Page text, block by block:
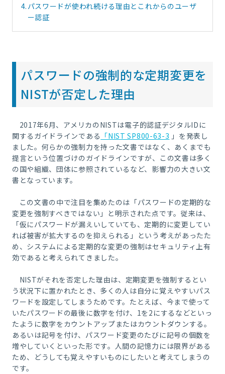
4. パスワードが使われ続ける理由とこれからのユーザ
ー認証
パスワードの強制的な定期変更を
NISTが否定した理由
2017年6月、アメリカのNISTは電子的認証デジタルIDに
関するガイドラインである 「NIST SP800-63-3 」を発表し
ました。何らかの強制力を持った文書ではなく、あくまでも
提言という位置づけのガイドラインですが、この文書は多く
の国や組織、団体に参照されているなど、影響力の大きい文
書となっています。
この文書の中で注目を集めたのは「パスワードの定期的な
変更を強制すべきではない」と明示された点です。従来は、
「仮にパスワードが漏えいしていても、定期的に変更してい
れば被害が拡大するのを抑えられる」という考えがあったた
め、システムによる定期的な変更の強制はセキュリティ上有
効であると考えられてきました。
NISTがそれを否定した理由は、定期変更を強制するとい
う状況下に置かれたとき、多くの人は自分に覚えやすいパス
ワードを設定してしまうためです。たとえば、今まで使って
いたパスワードの最後に数字を付け、1を2にするなどといっ
たように数字をカウントアップまたはカウントダウンする。
あるいは記号を付け、パスワード変更のたびに記号の個数を
増やしていくといった形です。人間の記憶力には限界がある
ため、どうしても覚えやすいものにしたいと考えてしまうの
です。